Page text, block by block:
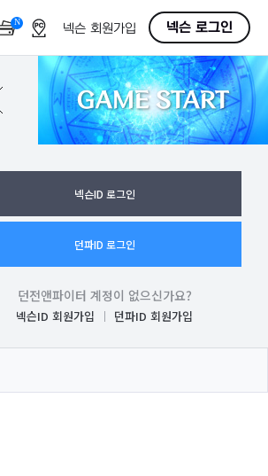
N
F
넥슨 회원가입 넥슨 로그인
GAME START
넥슨ID 로그인
던파ID 로그인
던전앤파이터 계정이 없으신가요?
넥슨ID 회원가입 던파ID 회원가입